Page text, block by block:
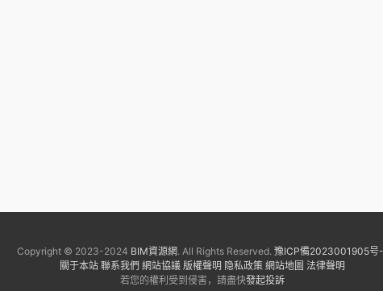
Copyright © 2023-2024 BIM資源網. All Rights Reserved. 豫ICP備2023001905号
關于本站 聯系我們 網站協議 版權聲明 隐私政策 網站地圖 法律聲明
若您的權利受到侵害，請盡快發起投訴